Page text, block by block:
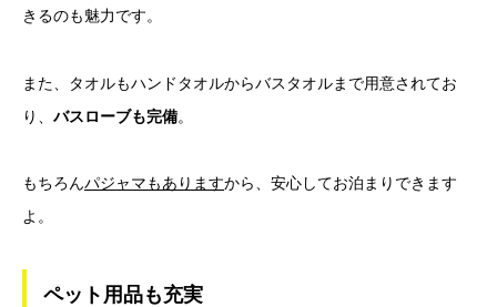
きるのも魅力です。
また、タオルもハンドタオルからバスタオルまで用意されてお
り、 バスローブも完備。
もちろんパジャマもありますから、安心してお泊まりできます
よ。
ペット用品も充実